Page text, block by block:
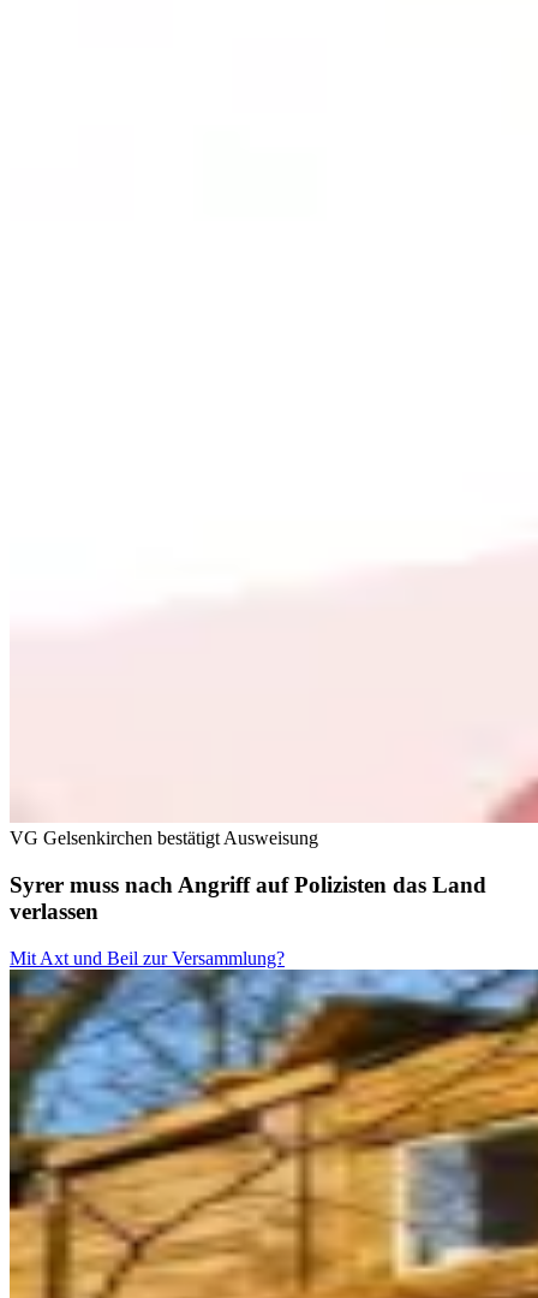
VG Gelsenkirchen bestätigt Ausweisung
Syrer muss nach Angriff auf Polizisten das Land
verlassen
Mit Axt und Beil zur Versammlung?